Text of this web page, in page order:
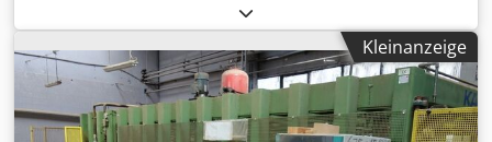
Vertikalen Tragsäulen der oberen Tragbalken Nr. 1
Horizontal oberen Tragbalken (wobei der Schlitten gleiten
auf) Nr. 1 Motorisierte Schlitten mit horizontalen
Metallarme Ext. Rollenbahn (am Boden) für die Eingabe
des Stapels von Platten auf Beschickstation Ext.
motorisierte Rollebahn (Empfangsplatten aus
Kleinanzeige